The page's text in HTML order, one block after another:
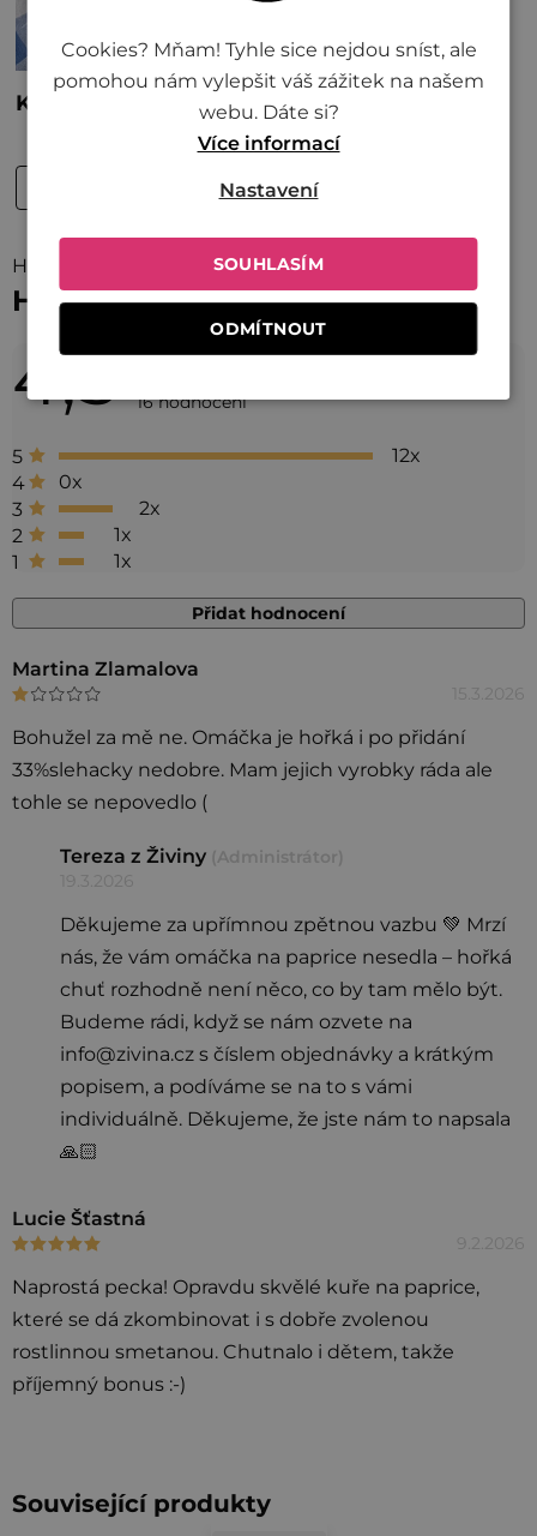
Hodnocení (16)
Hodnocení produktu
4,3
Průměrné
hodnocení
je
4,3
16 hodnocení
5
12x
4
0x
3
2x
2
1x
1
1x
Přidat hodnocení
V
ý
p
i
s
Martina Zlamalova
Hodnocení produktu je 1 z 5 hvězdiček.
15.3.2026
Bohužel za mě ne. Omáčka je hořká i po přidání
33%slehacky nedobre. Mam jejich vyrobky ráda ale
tohle se nepovedlo (
Tereza z Živiny (Administrátor)
19.3.2026
Děkujeme za upřímnou zpětnou vazbu 💚 Mrzí
nás, že vám omáčka na paprice nesedla – hořká
chuť rozhodně není něco, co by tam mělo být.
Budeme rádi, když se nám ozvete na
info@zivina.cz s číslem objednávky a krátkým
popisem, a podíváme se na to s vámi
individuálně. Děkujeme, že jste nám to napsala
🙏🏻
Lucie Šťastná
Hodnocení produktu je 5 z 5 hvězdiček.
9.2.2026
Naprostá pecka! Opravdu skvělé kuře na paprice,
které se dá zkombinovat i s dobře zvolenou
rostlinnou smetanou. Chutnalo i dětem, takže
příjemný bonus :-)
Související produkty
Cookies? Mňam! Tyhle sice nejdou sníst, ale
pomohou nám vylepšit váš zážitek na našem
webu. Dáte si?
Více informací
SOUHLASÍM
ODMÍTNOUT
Nastavení